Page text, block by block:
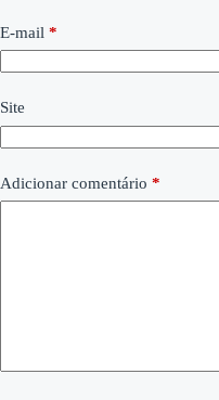
E-mail *
Site
Adicionar comentário *